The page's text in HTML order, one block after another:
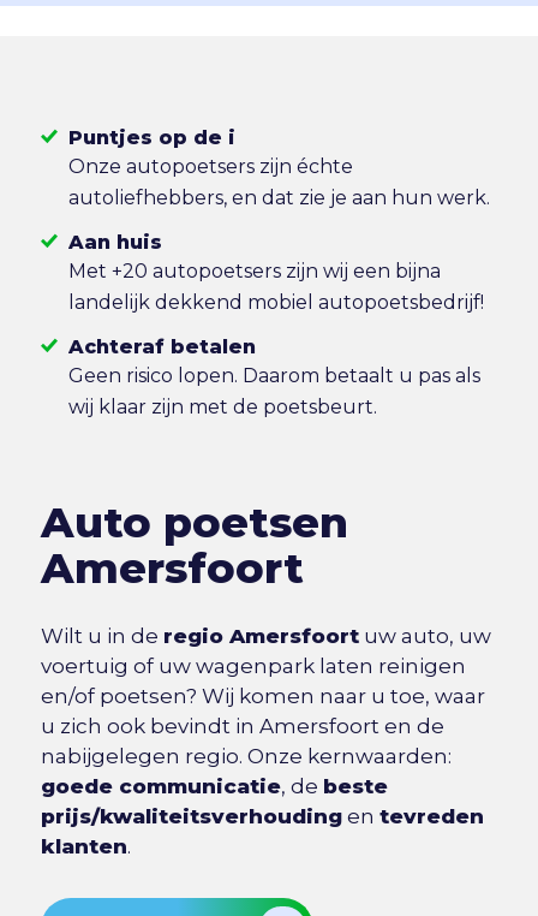
Puntjes op de i
Onze autopoetsers zijn échte
autoliefhebbers, en dat zie je aan hun werk.
Aan huis
Met +20 autopoetsers zijn wij een bijna
landelijk dekkend mobiel autopoetsbedrijf!
Achteraf betalen
Geen risico lopen. Daarom betaalt u pas als
wij klaar zijn met de poetsbeurt.
Auto poetsen
Amersfoort
Wilt u in de regio Amersfoortuw auto, uw
voertuig of uw wagenpark laten reinigen
en/of poetsen? Wij komen naar u toe, waar
u zich ook bevindt in Amersfoort en de
nabijgelegen regio. Onze kernwaarden:
goede communicatie, de beste
prijs/kwaliteitsverhoudingen tevreden
klanten.